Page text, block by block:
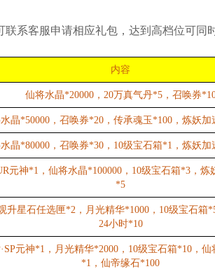
系客服申请相应礼包，达到高档位可同
内容
仙将水晶*20000，20万真气丹*5，召唤券
晶*50000，召唤券*20，传承魂玉*100，炼妖加
晶*80000，召唤券*30，10级宝石箱*1，炼妖加
元神*1，仙将水晶*100000，10级宝石箱*3，炼
*5
升星石任选匣*2，月光精华*1000，10级宝石箱
24小时*10
元神*1，月光精华*2000，10级宝石箱*10，仙
*1，仙帝缘石*100